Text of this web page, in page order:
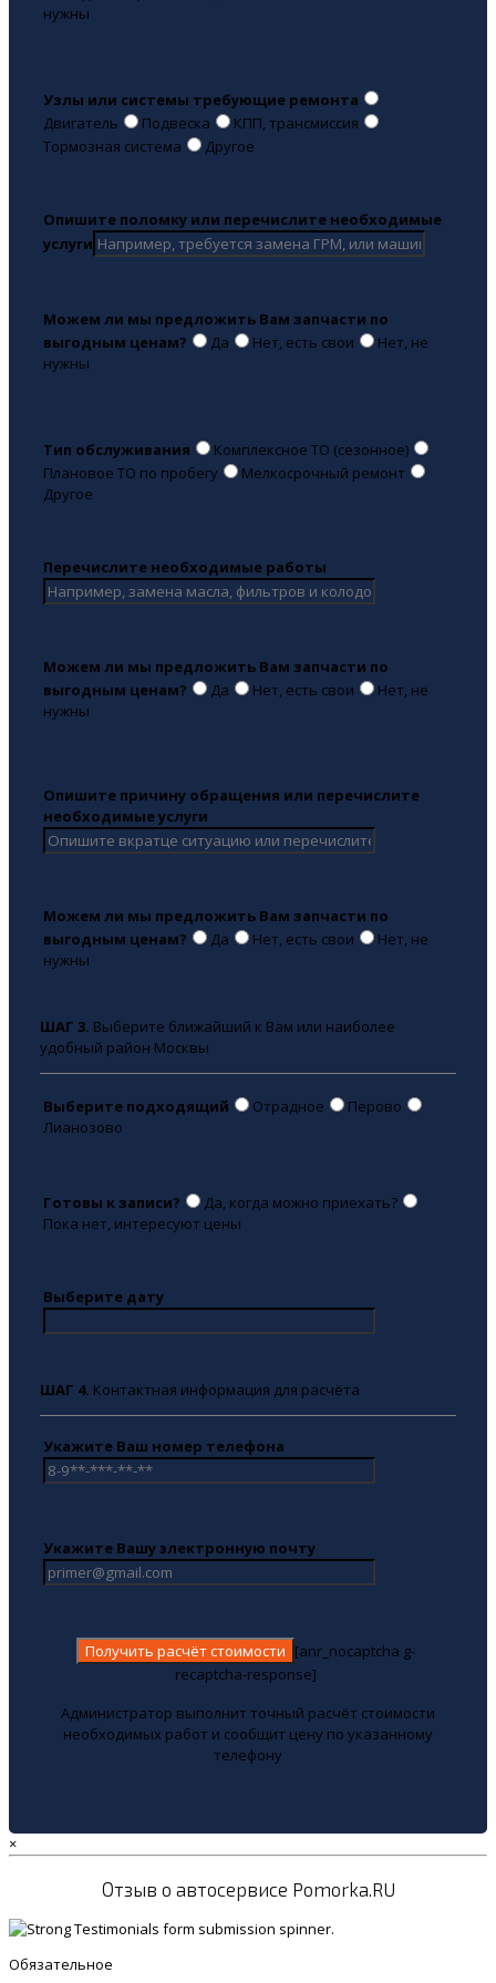
нужны
Узлы или системы требующие ремонта
Двигатель
Подвеска
КПП, трансмиссия
Тормозная система
Другое
Опишите поломку или перечислите необходимые
услуги
Можем ли мы предложить Вам запчасти по
выгодным ценам?
Да Нет, есть свои
Нет, не
нужны
Тип обслуживания
Комплексное ТО (сезонное)
Плановое ТО по пробегу
Мелкосрочный ремонт
Другое
Перечислите необходимые работы
Можем ли мы предложить Вам запчасти по
выгодным ценам?
Да Нет, есть свои
Нет, не
нужны
Опишите причину обращения или перечислите
необходимые услуги
Можем ли мы предложить Вам запчасти по
выгодным ценам?
Да Нет, есть свои
Нет, не
нужны
ШАГ 3. Выберите ближайший к Вам или наиболее
удобный район Москвы
Выберите подходящий Отрадное
Перово
Лианозово
Готовы к записи?
Да, когда можно приехать?
Пока нет, интересуют цены
Выберите дату
ШАГ 4. Контактная информация для расчёта
Укажите Ваш номер телефона
Укажите Вашу электронную почту
[anr_nocaptcha g-
recaptcha-response]
Администратор выполнит точный расчёт стоимости
необходимых работ и сообщит цену по указанному
телефону
×
Отзыв о автосервисе Pomorka.RU
Обязательное